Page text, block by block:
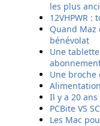
les plus
12VHPWR
Quand Maz
bénévolat
Une
Une broche
Il y a 20
PCBite VS
Les Mac